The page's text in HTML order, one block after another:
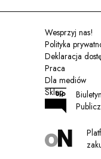
Wesprzyj nas!
Polityka
Deklaracja
Praca
Dla mediów
Sklep